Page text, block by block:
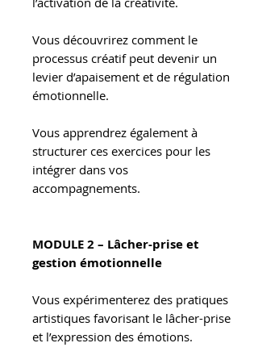
Vous découvrirez comment le
processus créatif peut devenir un
levier d’apaisement et de régulation
émotionnelle.
Vous apprendrez également à
structurer ces exercices pour les
intégrer dans vos
accompagnements.
MODULE 2 – Lâcher-prise et
gestion émotionnelle
Vous expérimenterez des pratiques
artistiques favorisant le lâcher-prise
et l’expression des émotions.